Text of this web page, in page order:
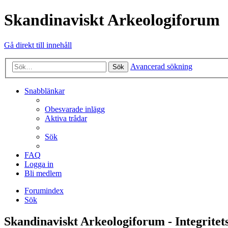
Skandinaviskt Arkeologiforum
Gå direkt till innehåll
Sök Avancerad sökning
Snabblänkar
Obesvarade inlägg
Aktiva trådar
Sök
FAQ
Logga in
Bli medlem
Forumindex
Sök
Skandinaviskt Arkeologiforum -